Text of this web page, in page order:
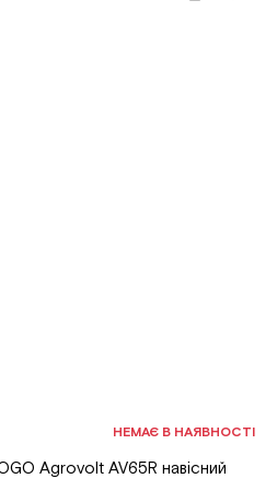
НЕМАЄ В НАЯВНОСТІ
Agrovolt AV65R навісний